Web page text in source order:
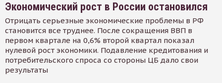
Экономический рост в России остановился
Отрицать серьезные экономические проблемы в РФ
становится все труднее. После сокращения ВВП в
первом квартале на 0,6% второй квартал показал
нулевой рост экономики. Подавление кредитования и
потребительского спроса со стороны ЦБ дало свои
результаты